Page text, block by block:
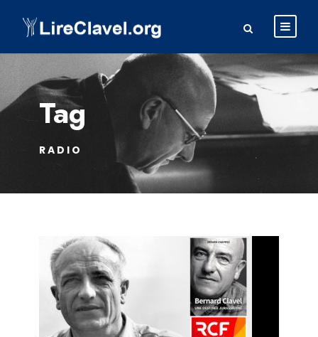
Tag
RADIO